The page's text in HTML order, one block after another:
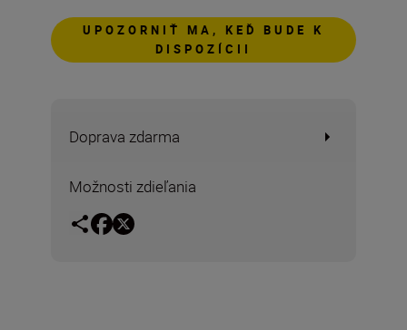
UPOZORNIŤ MA, KEĎ BUDE K
DISPOZÍCII
Doprava zdarma
Možnosti zdieľania